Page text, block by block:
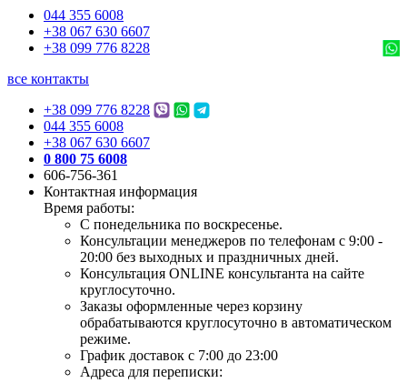
044 355 6008
+38 067 630 6607
+38 099 776 8228
все контакты
+38 099 776 8228
044 355 6008
+38 067 630 6607
0 800 75 6008
606-756-361
Контактная информация
Время работы:
С понедельника по воскресенье.
Консультации менеджеров по телефонам с 9:00 -
20:00 без выходных и праздничных дней.
Консультация ONLINE консультанта на сайте
круглосуточно.
Заказы оформленные через корзину
обрабатываются круглосуточно в автоматическом
режиме.
График доставок с 7:00 до 23:00
Адреса для переписки: